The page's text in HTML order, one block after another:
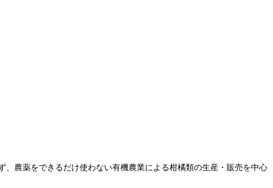
、農薬をできるだけ使わない有機農業による柑橘類の生産・販売を中心